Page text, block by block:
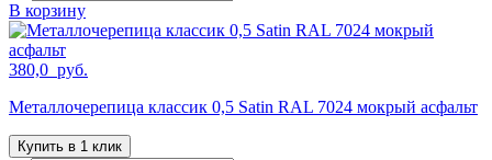
В корзину
380,0 руб.
Металлочерепица классик 0,5 Satin RAL 7024 мокрый асфальт
Купить в 1 клик